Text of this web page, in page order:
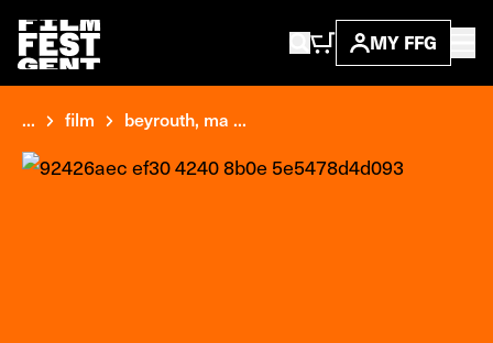
MY FFG
... film beyrouth, ma ...